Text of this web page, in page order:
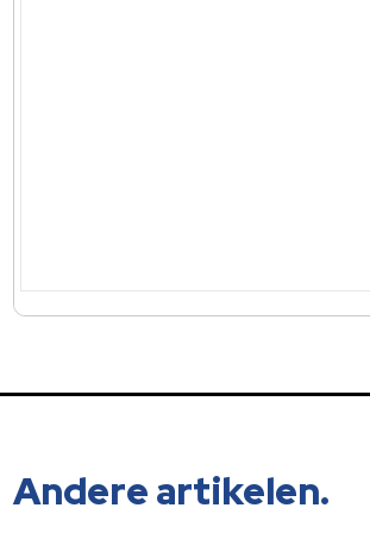
Andere artikelen.